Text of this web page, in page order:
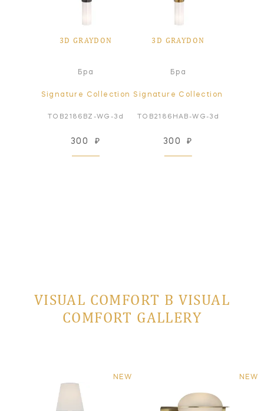
3D GRAYDON
Бра
Signature Collection
TOB2186BZ-WG-3d
300 ₽
3D GRAYDON
Бра
Signature Collection
TOB2186HAB-WG-3d
300 ₽
VISUAL COMFORT В VISUAL
COMFORT GALLERY
NEW NEW